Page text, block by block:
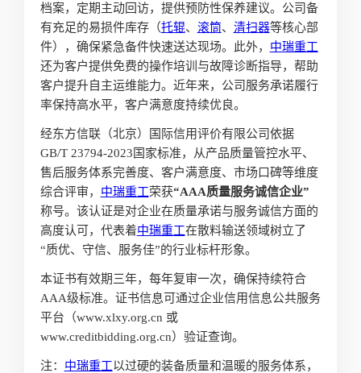
档案，定期主动回访，提供预防性保养建议。公司备
有充足的易损件库存（托辊、 滚筒、 清扫器等核心部
件），确保紧急备件快速送达现场。此外， 中瑞重工
还为客户提供免费的操作培训与故障诊断指导，帮助
客户提升自主运维能力。近年来，公司服务承诺履行
率保持高水平，客户满意度持续优良。
经东方信联（北京）国际信用评价有限公司依据
GB/T 23794-2023国家标准，从产品质量管控水平、
售后服务体系完善度、客户满意度、市场口碑等维度
综合评审， 中瑞重工荣获“AAA质量服务诚信企业”
称号。该认证是对企业在质量承诺与服务诚信方面的
高度认可，代表着中瑞重工在散料输送领域树立了
“质优、守信、服务佳”的行业标杆形象。
本证书有效期三年，每年复审一次，确保持续符合
AAA级标准。证书信息可通过企业信用信息公共服务
平台（www.xlxy.org.cn 或
www.creditbidding.org.cn）验证查询。
注： 中瑞重工以过硬的装备质量和温暖的服务体系，